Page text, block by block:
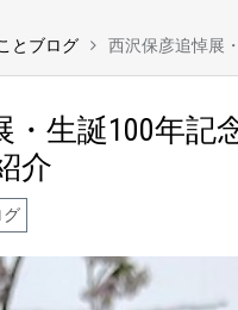
とブログ 西沢保彦追悼展
・生誕100年記
介
グ